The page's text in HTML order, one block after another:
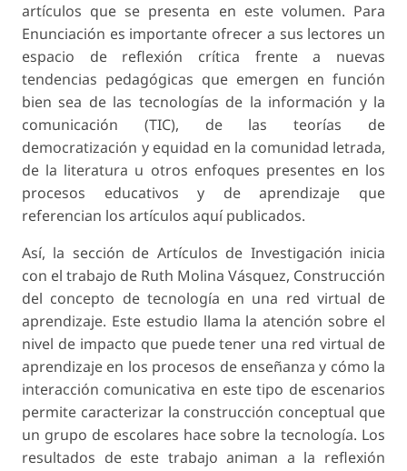
artículos que se presenta en este volumen. Para
Enunciación es importante ofrecer a sus lectores un
espacio de reflexión crítica frente a nuevas
tendencias pedagógicas que emergen en función
bien sea de las tecnologías de la información y la
comunicación (TIC), de las teorías de
democratización y equidad en la comunidad letrada,
de la literatura u otros enfoques presentes en los
procesos educativos y de aprendizaje que
referencian los artículos aquí publicados.
Así, la sección de Artículos de Investigación inicia
con el trabajo de Ruth Molina Vásquez, Construcción
del concepto de tecnología en una red virtual de
aprendizaje. Este estudio llama la atención sobre el
nivel de impacto que puede tener una red virtual de
aprendizaje en los procesos de enseñanza y cómo la
interacción comunicativa en este tipo de escenarios
permite caracterizar la construcción conceptual que
un grupo de escolares hace sobre la tecnología. Los
resultados de este trabajo animan a la reflexión